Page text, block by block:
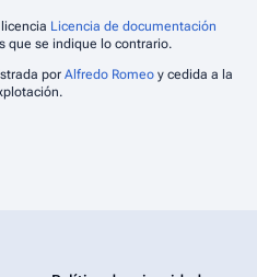
Licencia de documentación
que se indique lo contrario.
por Alfredo Romeo y cedida a la